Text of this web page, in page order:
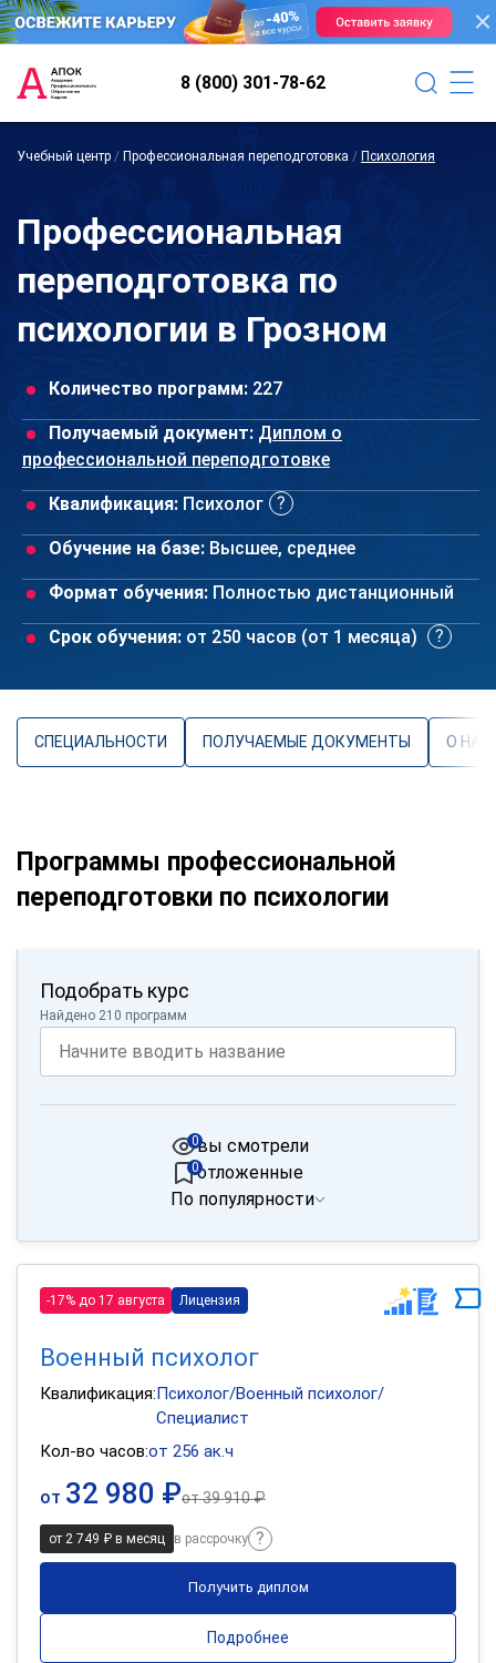
8 (800) 301-78-62
Учебный центр / Профессиональная переподготовка / Психология
Профессиональная
переподготовка по
психологии в Грозном
Количество программ: 227
Получаемый документ: Диплом о
профессиональной переподготовке
Квалификация: Психолог
Обучение на базе: Высшее, среднее
Формат обучения: Полностью дистанционный
Срок обучения: от 250 часов (от 1 месяца)
СПЕЦИАЛЬНОСТИ ПОЛУЧАЕМЫЕ ДОКУМЕНТЫ О
Программы профессиональной
переподготовки по психологии
Подобрать курс
Найдено 210 программ
вы смотрели
0
отложенные
0
По популярности
-17% до 17 августа Лицензия
Военный психолог
Квалификация:Психолог/Военный психолог/
Специалист
Кол-во часов:от 256 ак.ч
от 32 980 ₽от39 910 ₽
от 2 749 ₽ в месяц в рассрочку
Получить диплом
Подробнее